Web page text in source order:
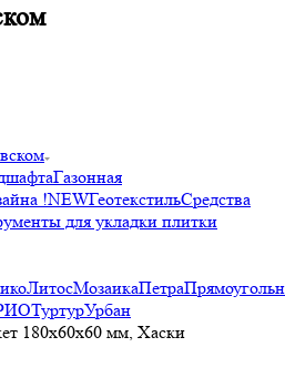
Газонная
!NEWГеотекстильСредства
для укладки плитки
ЛитосМозаикаПетра
ТуртурУрбан
180х60х60 мм, Хаски